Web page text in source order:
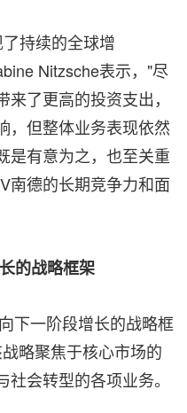
持续的全球增
Nitzsche表示，"尽
了更高的投资支出，
，但整体业务表现依然
是有意为之，也至关重
南德的长期竞争力和面
的战略框架
下一阶段增长的战略框
略聚焦于核心市场的
会转型的各项业务。